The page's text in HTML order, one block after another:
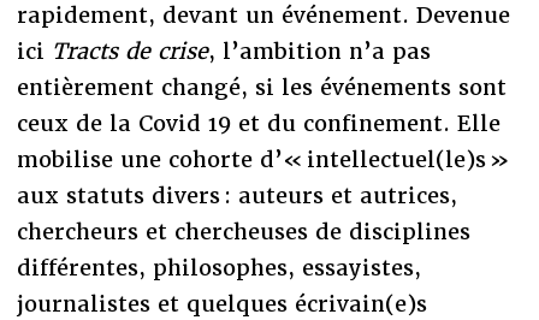
rapidement, devant un événement. Devenue
ici Tracts de crise, l’ambition n’a pas
entièrement changé, si les événements sont
ceux de la Covid 19 et du confinement. Elle
mobilise une cohorte d’« intellectuel(le)s »
aux statuts divers : auteurs et autrices,
chercheurs et chercheuses de disciplines
différentes, philosophes, essayistes,
journalistes et quelques écrivain(e)s